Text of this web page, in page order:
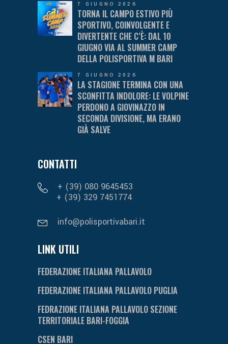
7 GIUGNO 2026
TORNA IL CAMPO ESTIVO PIÙ
SPORTIVO, COINVOLGENTE E
DIVERTENTE CHE C’È: DAL 10
GIUGNO VIA AL SUMMER CAMP
DELLA POLISPORTIVA M BARI
7 GIUGNO 2026
LA STAGIONE TERMINA CON UNA
SCONFITTA INDOLORE: LE VOLPINE
PERDONO A GIOVINAZZO IN
SECONDA DIVISIONE, MA ERANO
GIÀ SALVE
CONTATTI
+ (39) 080 9645453
+ (39) 329 7451774
info@polisportivabari.it
LINK UTILI
FEDERAZIONE ITALIANA PALLAVOLO
FEDERAZIONE ITALIANA PALLAVOLO PUGLIA
FEDRAZIONE ITALIANA PALLAVOLO SEZIONE
TERRITORIALE BARI-FOGGIA
CSEN BARI